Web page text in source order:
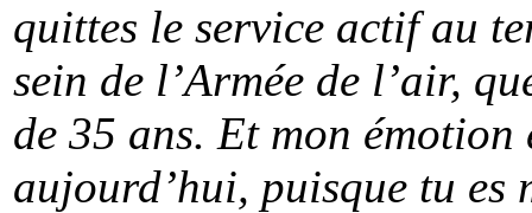
quittes le service actif au
sein de l’Armée de l’air,
de 35 ans. Et mon
aujourd’hui, puisque tu